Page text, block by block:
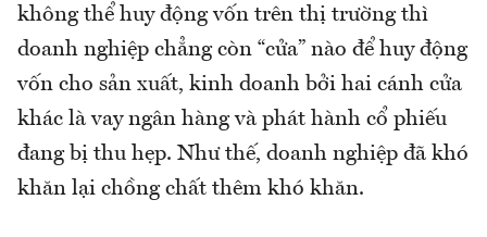
không thể huy động vốn trên thị trường thì
doanh nghiệp chẳng còn “cửa” nào để huy động
vốn cho sản xuất, kinh doanh bởi hai cánh cửa
khác là vay ngân hàng và phát hành cổ phiếu
đang bị thu hẹp. Như thế, doanh nghiệp đã khó
khăn lại chồng chất thêm khó khăn.